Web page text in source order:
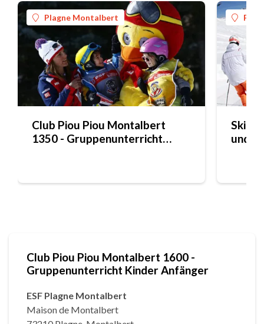
Plagne Montalbert
Club Piou Piou Montalbert
1350 - Gruppenunterricht
Ski -
und
Club Piou Piou Montalbert 1600 -
Gruppenunterricht Kinder Anfänger
ESF Plagne Montalbert
Maison de Montalbert